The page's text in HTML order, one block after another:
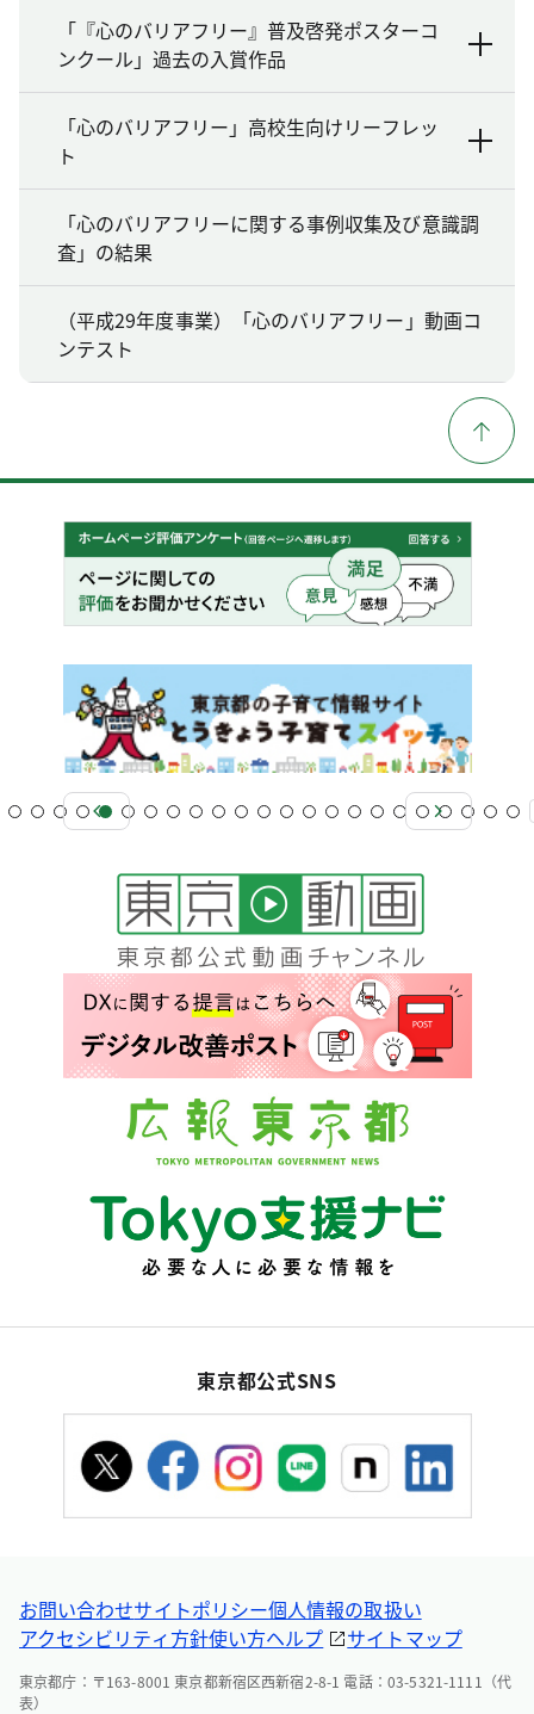
「『心のバリアフリー』普及啓発ポスターコ
ンクール」過去の入賞作品
「心のバリアフリー」高校生向けリーフレッ
ト
「心のバリアフリーに関する事例収集及び意識調
査」の結果
（平成29年度事業）「心のバリアフリー」動画コ
ンテスト
東京都公式SNS
お問い合わせサイトポリシー個人情報の取扱い
アクセシビリティ方針使い方ヘルプ サイトマップ
東京都庁：〒163-8001 東京都新宿区西新宿2-8-1 電話：03-5321-1111（代
表）